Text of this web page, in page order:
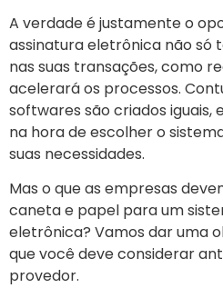
A verdade é justamente o
assinatura eletrônica não só
nas suas transações, como
acelerará os processos.
softwares são criados iguais,
na hora de escolher o
suas necessidades.
Mas o que as empresas
caneta e papel para um
eletrônica? Vamos dar uma
que você deve considerar
provedor.